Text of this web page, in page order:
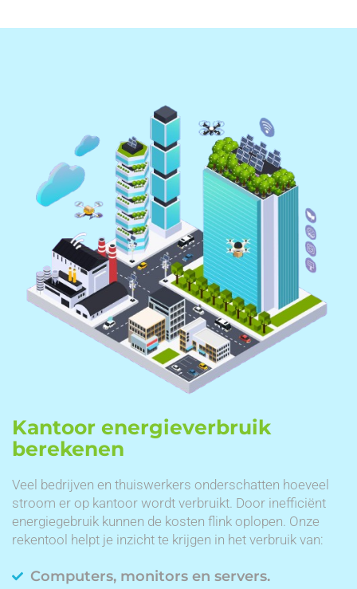
Kantoor energieverbruik
berekenen
Veel bedrijven en thuiswerkers onderschatten hoeveel
stroom er op kantoor wordt verbruikt. Door inefficiënt
energiegebruik kunnen de kosten flink oplopen. Onze
rekentool helpt je inzicht te krijgen in het verbruik van:
Computers, monitors en servers.